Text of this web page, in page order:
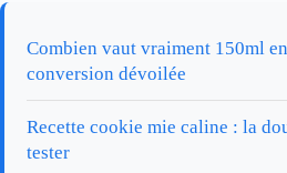
Combien vaut vraiment 150ml
conversion dévoilée
Recette cookie mie caline : la
tester